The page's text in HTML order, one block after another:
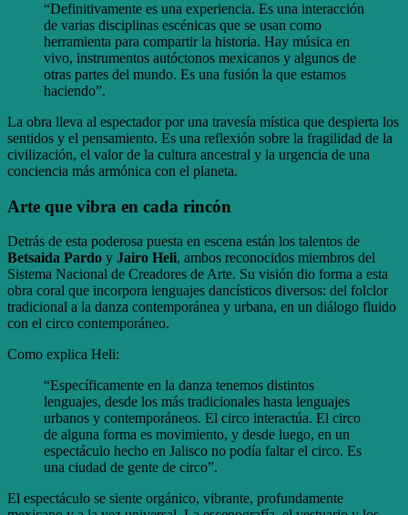
“Definitivamente es una experiencia. Es una interacción
de varias disciplinas escénicas que se usan como
herramienta para compartir la historia. Hay música en
vivo, instrumentos autóctonos mexicanos y algunos de
otras partes del mundo. Es una fusión la que estamos
haciendo”.
La obra lleva al espectador por una travesía mística que despierta los
sentidos y el pensamiento. Es una reflexión sobre la fragilidad de la
civilización, el valor de la cultura ancestral y la urgencia de una
conciencia más armónica con el planeta.
Arte que vibra en cada rincón
Detrás de esta poderosa puesta en escena están los talentos de
Betsaida Pardo y Jairo Heli, ambos reconocidos miembros del
Sistema Nacional de Creadores de Arte. Su visión dio forma a esta
obra coral que incorpora lenguajes dancísticos diversos: del folclor
tradicional a la danza contemporánea y urbana, en un diálogo fluido
con el circo contemporáneo.
Como explica Heli:
“Específicamente en la danza tenemos distintos
lenguajes, desde los más tradicionales hasta lenguajes
urbanos y contemporáneos. El circo interactúa. El circo
de alguna forma es movimiento, y desde luego, en un
espectáculo hecho en Jalisco no podía faltar el circo. Es
una ciudad de gente de circo”.
El espectáculo se siente orgánico, vibrante, profundamente